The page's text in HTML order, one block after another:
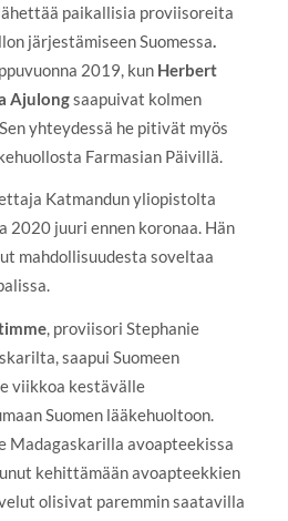
paikallisia proviisoreita
järjestämiseen Suomessa
2019, kun Herbert
Ajulongsaapuivat kolmen
yhteydessä he pitivät myös
Farmasian Päivillä.
Katmandun yliopistolta
2020 juuri ennen koronaa. Hän
mahdollisuudesta soveltaa
, proviisori Stephanie
saapui Suomeen
viikkoa kestävälle
Suomen lääkehuoltoon.
Madagaskarilla avoapteekissa
kehittämään avoapteekkien
olisivat paremmin saatavilla